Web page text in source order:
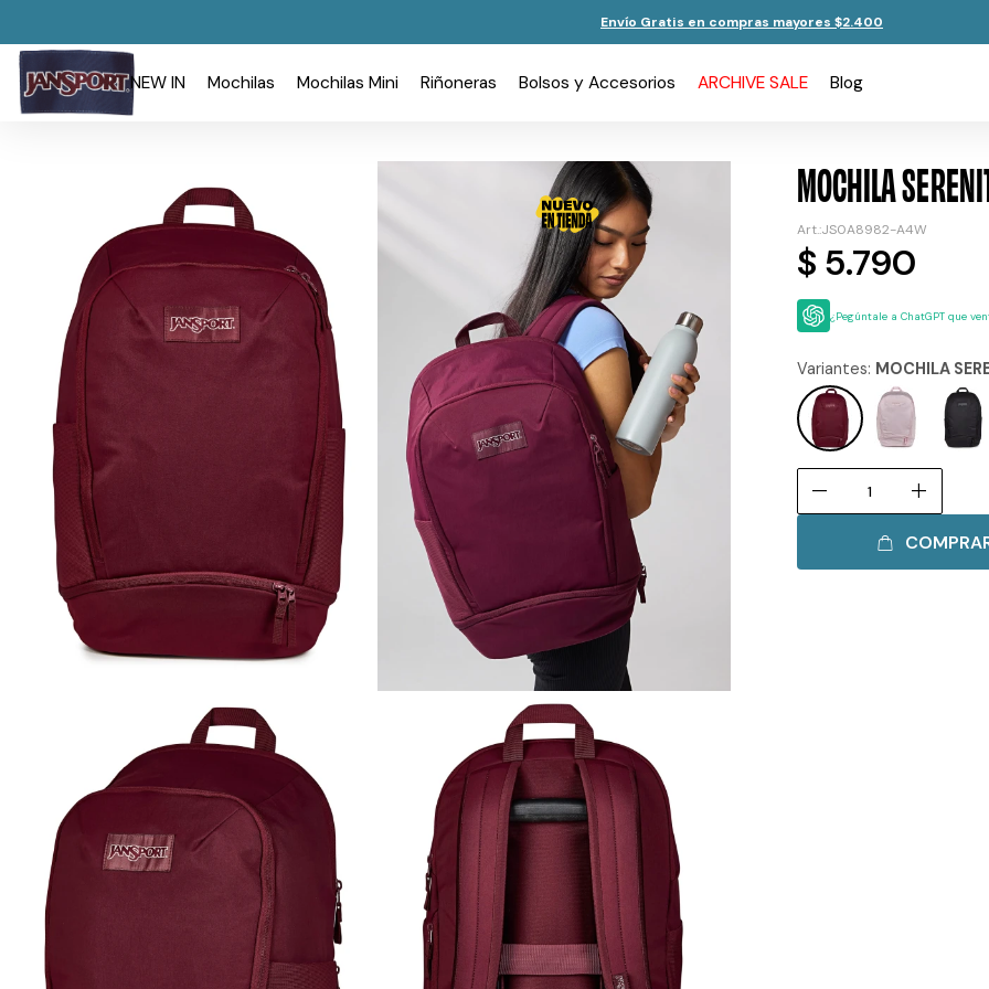
Envío Gratis en compras mayores $2.400
NEW IN Mochilas Mochilas Mini Riñoneras Bolsos y Accesorios ARCHIVE SALE Blog
MOCHILA
JS0A8982-A4W
$ 5.790
¿Pegúntale a ChatGPT que
Variantes: MOCHILA
remove add